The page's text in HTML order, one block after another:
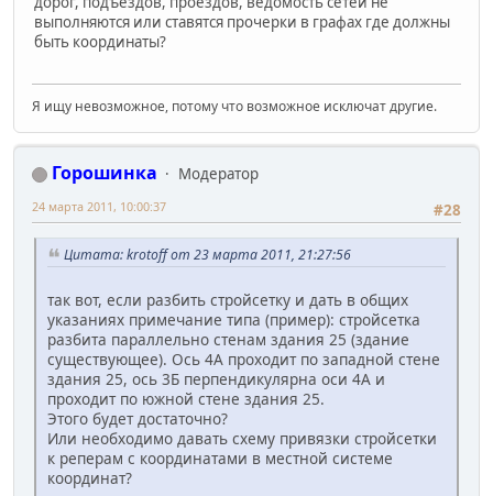
выполняются или ставятся прочерки в графах где должны
быть координаты?
Я ищу невозможное, потому что возможное исключат другие.
Горошинка
Модератор
#28
24 марта 2011, 10:00:37
Цитата: krotoff от 23 марта 2011, 21:27:56
так вот, если разбить стройсетку и дать в общих
указаниях примечание типа (пример): стройсетка
разбита параллельно стенам здания 25 (здание
существующее). Ось 4А проходит по западной стене
здания 25, ось 3Б перпендикулярна оси 4А и
проходит по южной стене здания 25.
Этого будет достаточно?
Или необходимо давать схему привязки стройсетки
к реперам с координатами в местной системе
координат?